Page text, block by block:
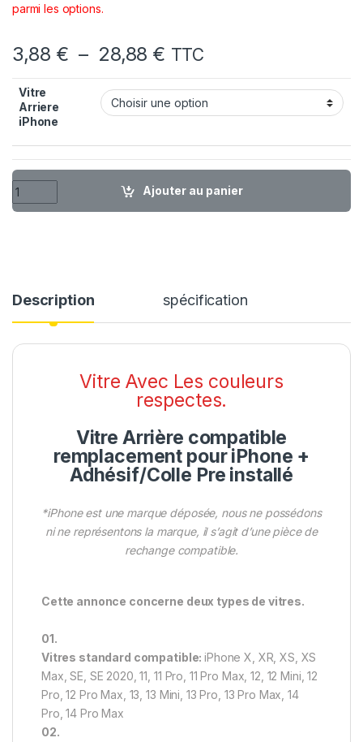
parmi les options.
3,88 € – 28,88 € Plage de prix : 3,88 €
TTC
Vitre
Arriere
iPhone
quantité de Vitre Arriere Remplacement iPhone X XR XS 11 12
Ajouter au panier
Description spécification
Vitre Avec Les couleurs
respectes.
Vitre Arrière compatible
remplacement pour iPhone +
Adhésif/Colle Pre installé
*iPhone est une marque déposée, nous ne possédons
ni ne représentons la marque, il s’agit d’une pièce de
rechange compatible.
Cette annonce concerne deux types de vitres.
01.
Vitres standard compatible:iPhone X, XR, XS, XS
Max, SE, SE 2020, 11, 11 Pro, 11 Pro Max, 12, 12 Mini, 12
Pro, 12 Pro Max, 13, 13 Mini, 13 Pro, 13 Pro Max, 14
Pro, 14 Pro Max
02.